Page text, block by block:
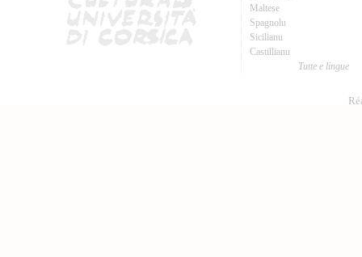
Maltese
Spagnolu
Sicilianu
Castillianu
Tutte e lingue